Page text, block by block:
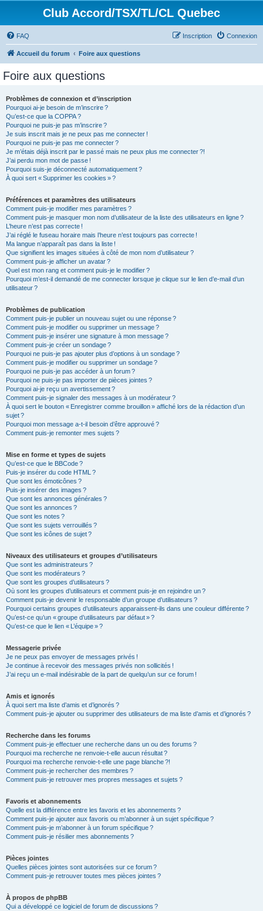
Club Accord/TSX/TL/CL Quebec
FAQ Connexion
Inscription
Accueil du forum Foire aux questions
Foire aux questions
Problèmes de connexion et d’inscription
Pourquoi ai-je besoin de m’inscrire ?
Qu’est-ce que la COPPA ?
Pourquoi ne puis-je pas m’inscrire ?
Je suis inscrit mais je ne peux pas me connecter !
Pourquoi ne puis-je pas me connecter ?
Je m’étais déjà inscrit par le passé mais ne peux plus me connecter ?!
J’ai perdu mon mot de passe !
Pourquoi suis-je déconnecté automatiquement ?
À quoi sert « Supprimer les cookies » ?
Préférences et paramètres des utilisateurs
Comment puis-je modifier mes paramètres ?
Comment puis-je masquer mon nom d’utilisateur de la liste des utilisateurs en ligne ?
L’heure n’est pas correcte !
J’ai réglé le fuseau horaire mais l’heure n’est toujours pas correcte !
Ma langue n’apparaît pas dans la liste !
Que signifient les images situées à côté de mon nom d’utilisateur ?
Comment puis-je afficher un avatar ?
Quel est mon rang et comment puis-je le modifier ?
Pourquoi m’est-il demandé de me connecter lorsque je clique sur le lien d’e-mail d’un
utilisateur ?
Problèmes de publication
Comment puis-je publier un nouveau sujet ou une réponse ?
Comment puis-je modifier ou supprimer un message ?
Comment puis-je insérer une signature à mon message ?
Comment puis-je créer un sondage ?
Pourquoi ne puis-je pas ajouter plus d’options à un sondage ?
Comment puis-je modifier ou supprimer un sondage ?
Pourquoi ne puis-je pas accéder à un forum ?
Pourquoi ne puis-je pas importer de pièces jointes ?
Pourquoi ai-je reçu un avertissement ?
Comment puis-je signaler des messages à un modérateur ?
À quoi sert le bouton « Enregistrer comme brouillon » affiché lors de la rédaction d’un
sujet ?
Pourquoi mon message a-t-il besoin d’être approuvé ?
Comment puis-je remonter mes sujets ?
Mise en forme et types de sujets
Qu’est-ce que le BBCode ?
Puis-je insérer du code HTML ?
Que sont les émoticônes ?
Puis-je insérer des images ?
Que sont les annonces générales ?
Que sont les annonces ?
Que sont les notes ?
Que sont les sujets verrouillés ?
Que sont les icônes de sujet ?
Niveaux des utilisateurs et groupes d’utilisateurs
Que sont les administrateurs ?
Que sont les modérateurs ?
Que sont les groupes d’utilisateurs ?
Où sont les groupes d’utilisateurs et comment puis-je en rejoindre un ?
Comment puis-je devenir le responsable d’un groupe d’utilisateurs ?
Pourquoi certains groupes d’utilisateurs apparaissent-ils dans une couleur différente ?
Qu’est-ce qu’un « groupe d’utilisateurs par défaut » ?
Qu’est-ce que le lien « L’équipe » ?
Messagerie privée
Je ne peux pas envoyer de messages privés !
Je continue à recevoir des messages privés non sollicités !
J’ai reçu un e-mail indésirable de la part de quelqu’un sur ce forum !
Amis et ignorés
À quoi sert ma liste d’amis et d’ignorés ?
Comment puis-je ajouter ou supprimer des utilisateurs de ma liste d’amis et d’ignorés ?
Recherche dans les forums
Comment puis-je effectuer une recherche dans un ou des forums ?
Pourquoi ma recherche ne renvoie-t-elle aucun résultat ?
Pourquoi ma recherche renvoie-t-elle une page blanche ?!
Comment puis-je rechercher des membres ?
Comment puis-je retrouver mes propres messages et sujets ?
Favoris et abonnements
Quelle est la différence entre les favoris et les abonnements ?
Comment puis-je ajouter aux favoris ou m’abonner à un sujet spécifique ?
Comment puis-je m’abonner à un forum spécifique ?
Comment puis-je résilier mes abonnements ?
Pièces jointes
Quelles pièces jointes sont autorisées sur ce forum ?
Comment puis-je retrouver toutes mes pièces jointes ?
À propos de phpBB
Qui a développé ce logiciel de forum de discussions ?